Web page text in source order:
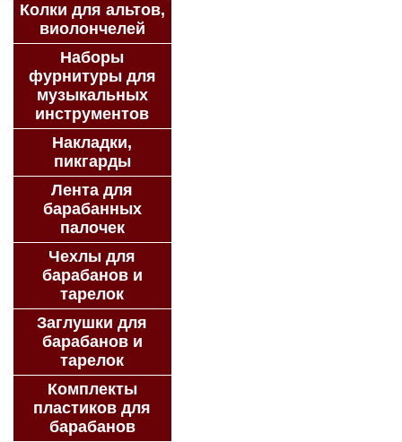
Колки для альтов,
виолончелей
Наборы
фурнитуры для
музыкальных
инструментов
Накладки,
пикгарды
Лента для
барабанных
палочек
Чехлы для
барабанов и
тарелок
Заглушки для
барабанов и
тарелок
Комплекты
пластиков для
барабанов